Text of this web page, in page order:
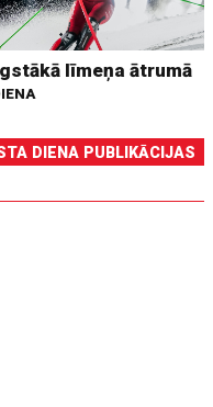
līmeņa ātrumā
DIENA PUBLIKĀCIJAS